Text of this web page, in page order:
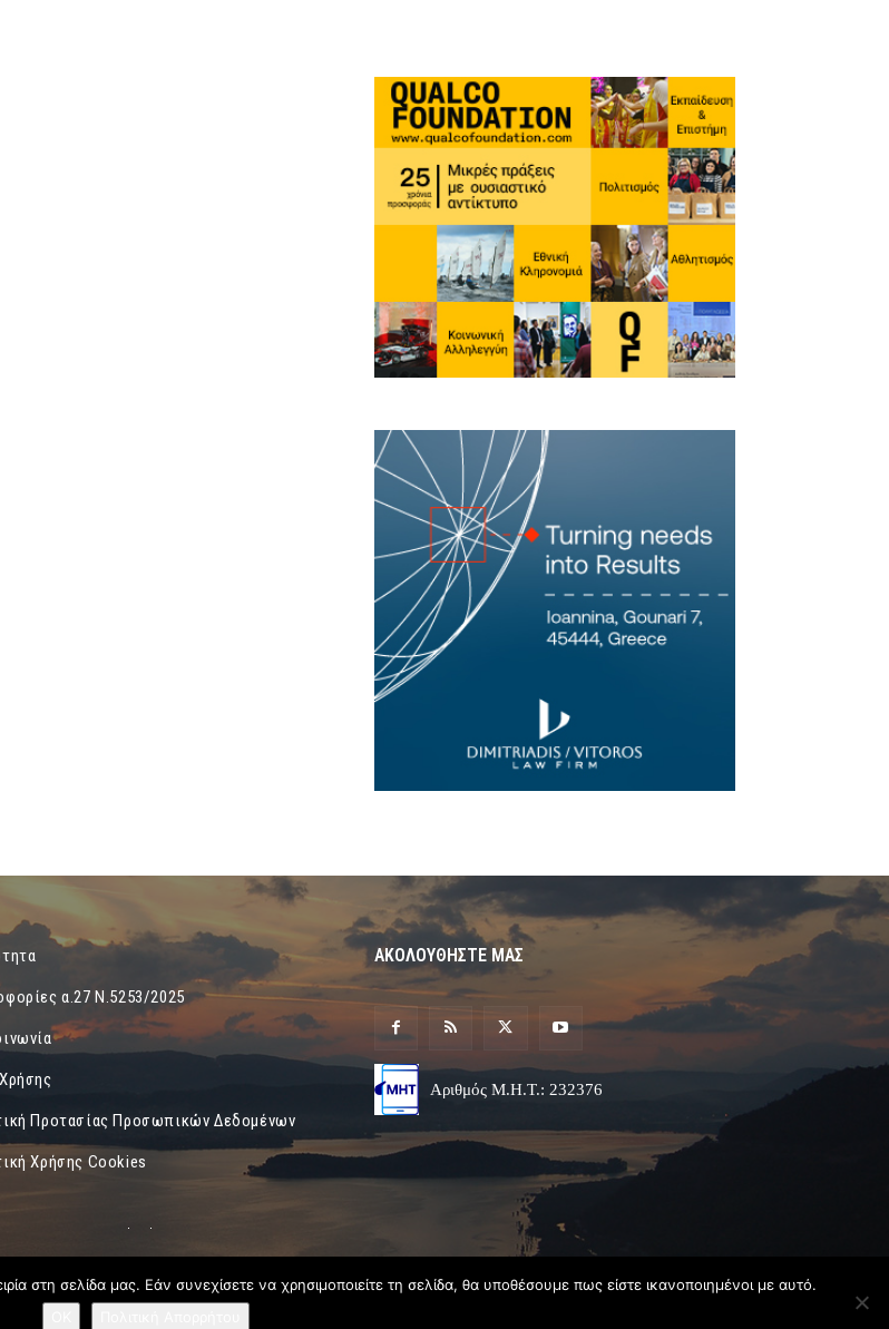
α.27 Ν.5253/2025
Προτασίας Προσωπικών Δεδομένων
Χρήσης Cookies
ΑΚΟΛΟΥΘΗΣΤΕ ΜΑΣ
Αριθμός Μ.Η.Τ.: 232376
στη σελίδα μας. Εάν συνεχίσετε να χρησιμοποιείτε τη σελίδα, θα υποθέσουμε πως είστε ικανοποιημένοι με αυτό.